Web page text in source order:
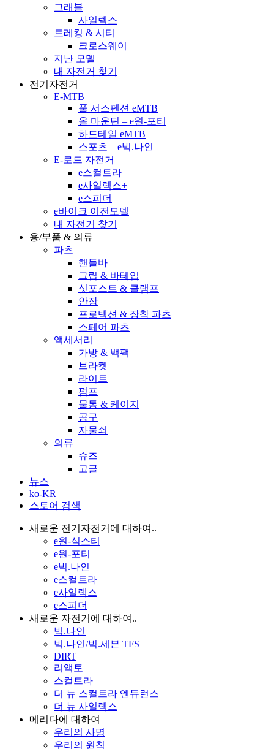
그래블
사일렉스
트레킹 & 시티
크로스웨이
지난 모델
내 자전거 찾기
전기자전거
E-MTB
풀 서스펜션 eMTB
올 마운틴 – e원-포티
하드테일 eMTB
스포츠 – e빅.나인
E-로드 자전거
e스컬트라
e사일렉스+
e스피더
e바이크 이전모델
내 자전거 찾기
용/부품 & 의류
파츠
핸들바
그립 & 바테입
싯포스트 & 클램프
안장
프로텍션 & 장착 파츠
스페어 파츠
액세서리
가방 & 백팩
브라켓
라이트
펌프
물통 & 케이지
공구
자물쇠
의류
슈즈
고글
뉴스
ko-KR
스토어 검색
새로운 전기자전거에 대하여..
e원-식스티
e원-포티
e빅.나인
e스컬트라
e사일렉스
e스피더
새로운 자전거에 대하여..
빅.나인
빅.나인/빅.세븐 TFS
DIRT
리액토
스컬트라
더 뉴 스컬트라 엔듀런스
더 뉴 사일렉스
메리다에 대하여
우리의 사명
우리의 원칙